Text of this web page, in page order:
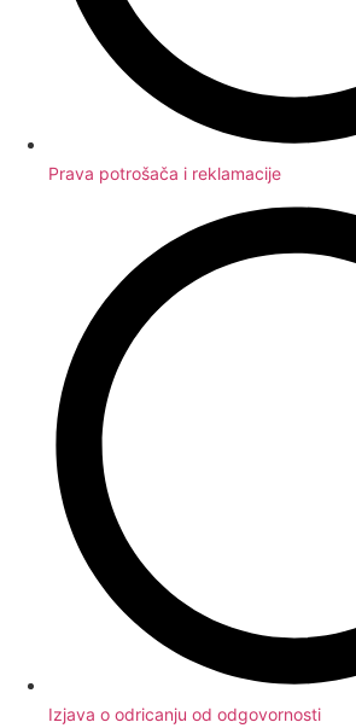
Prava potrošača i reklamacije
Izjava o odricanju od odgovornosti